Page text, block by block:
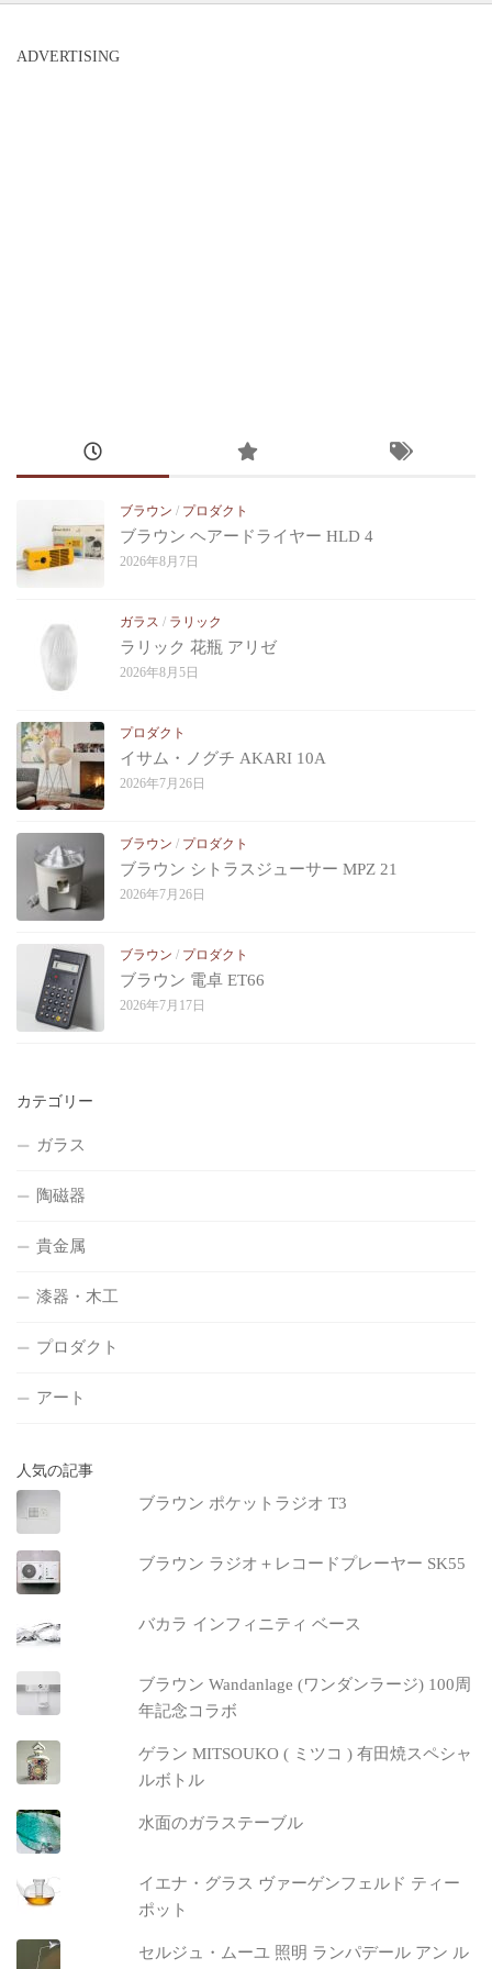
ADVERTISING
ブラウン / プロダクト
ブラウン ヘアードライヤー HLD 4
2026年8月7日
ガラス / ラリック
ラリック 花瓶 アリゼ
2026年8月5日
プロダクト
イサム・ノグチ AKARI 10A
2026年7月26日
ブラウン / プロダクト
ブラウン シトラスジューサー MPZ 21
2026年7月26日
ブラウン / プロダクト
ブラウン 電卓 ET66
2026年7月17日
カテゴリー
ガラス
陶磁器
貴金属
漆器・木工
プロダクト
アート
人気の記事
ブラウン ポケットラジオ T3
ブラウン ラジオ＋レコードプレーヤー SK55
バカラ インフィニティ ベース
ブラウン Wandanlage (ワンダンラージ) 100周
年記念コラボ
ゲラン MITSOUKO ( ミツコ ) 有田焼スペシャ
ルボトル
水面のガラステーブル
イエナ・グラス ヴァーゲンフェルド ティー
ポット
セルジュ・ムーユ 照明 ランパデール アン ル